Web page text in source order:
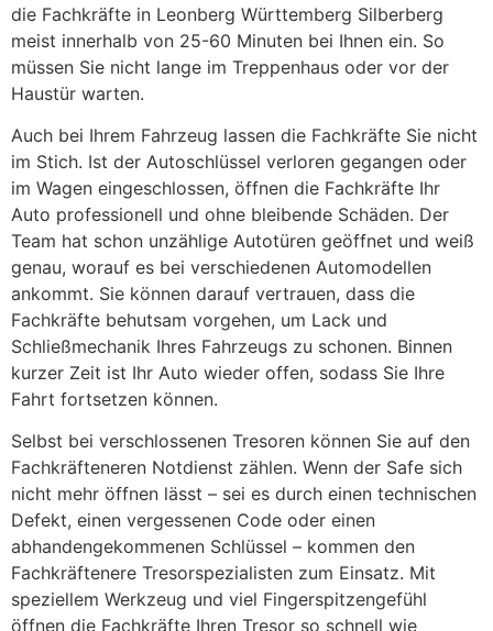
die Fachkräfte in Leonberg Württemberg Silberberg
meist innerhalb von 25-60 Minuten bei Ihnen ein. So
müssen Sie nicht lange im Treppenhaus oder vor der
Haustür warten.
Auch bei Ihrem Fahrzeug lassen die Fachkräfte Sie nicht
im Stich. Ist der Autoschlüssel verloren gegangen oder
im Wagen eingeschlossen, öffnen die Fachkräfte Ihr
Auto professionell und ohne bleibende Schäden. Der
Team hat schon unzählige Autotüren geöffnet und weiß
genau, worauf es bei verschiedenen Automodellen
ankommt. Sie können darauf vertrauen, dass die
Fachkräfte behutsam vorgehen, um Lack und
Schließmechanik Ihres Fahrzeugs zu schonen. Binnen
kurzer Zeit ist Ihr Auto wieder offen, sodass Sie Ihre
Fahrt fortsetzen können.
Selbst bei verschlossenen Tresoren können Sie auf den
Fachkräfteneren Notdienst zählen. Wenn der Safe sich
nicht mehr öffnen lässt – sei es durch einen technischen
Defekt, einen vergessenen Code oder einen
abhandengekommenen Schlüssel – kommen den
Fachkräftenere Tresorspezialisten zum Einsatz. Mit
speziellem Werkzeug und viel Fingerspitzengefühl
öffnen die Fachkräfte Ihren Tresor so schnell wie